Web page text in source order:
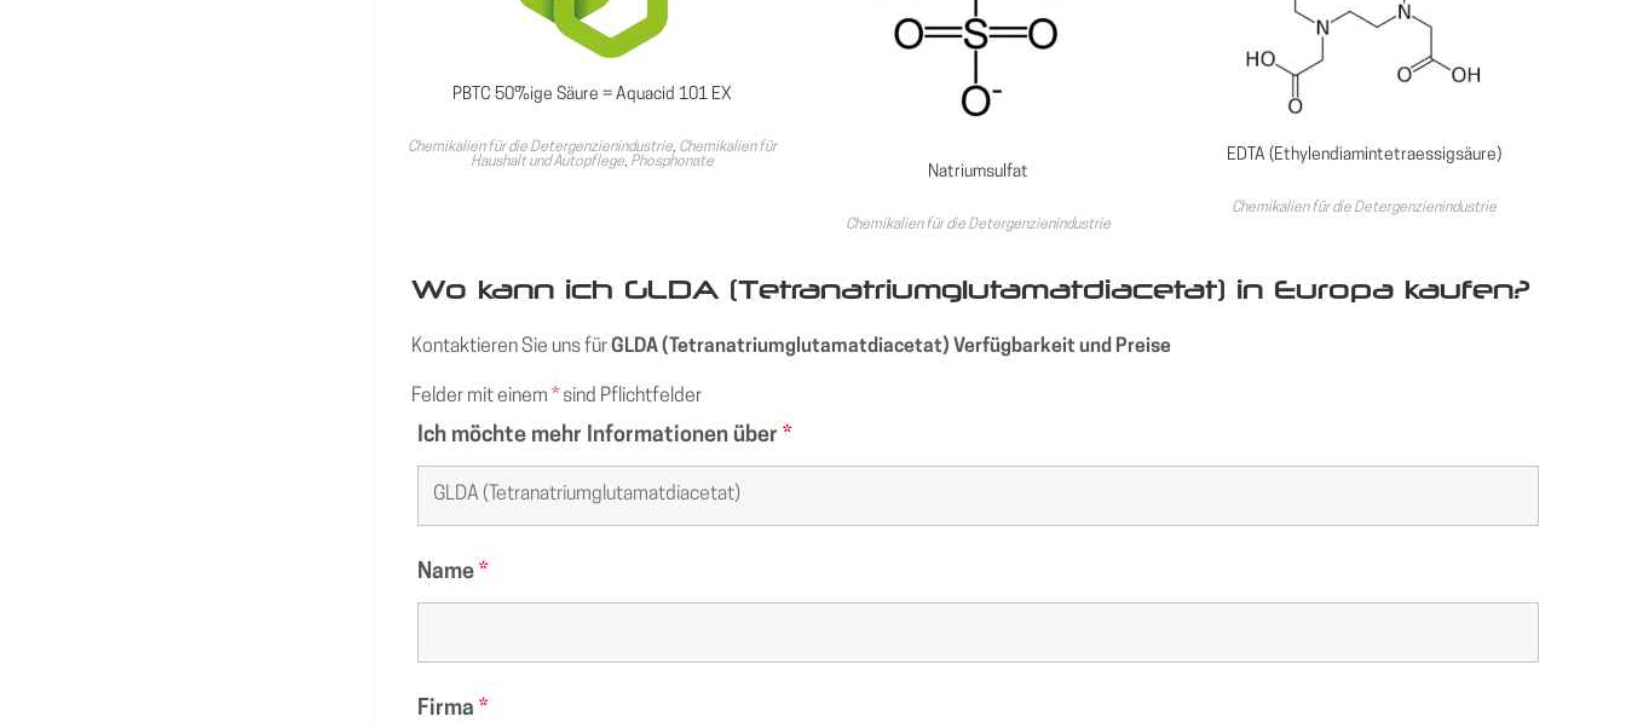
PBTC 50%ige Säure = Aquacid 101 EX
Chemikalien für die Detergenzienindustrie, Chemikalien für
Haushalt und Autopflege, Phosphonate
Natriumsulfat
Chemikalien für die Detergenzienindustrie
EDTA (Ethylendiamintetraessigsäure)
Chemikalien für die Detergenzienindustrie
Wo kann ich GLDA (Tetranatriumglutamatdiacetat) in Europa kaufen?
Kontaktieren Sie uns fürGLDA (Tetranatriumglutamatdiacetat) Verfügbarkeit und Preise
Felder mit einem* sind Pflichtfelder
Ich möchte mehr Informationen über*
Name*
Firma*